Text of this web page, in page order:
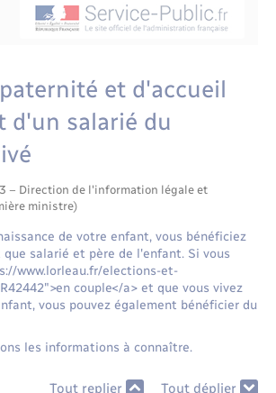
et d'accueil
d'un salarié du
– Direction de l'information légale et
ministre)
de votre enfant, vous bénéficiez
salarié et père de l'enfant. Si vous
www.lorleau.fr/elections-et-
couple</a> et que vous vivez
vous pouvez également bénéficier du
les informations à connaître.
Tout replier Tout déplier